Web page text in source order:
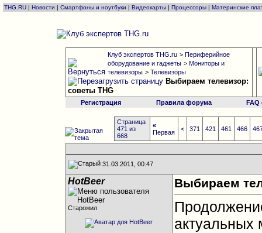
THG.RU | Новости | Смартфоны и ноутбуки | Видеокарты | Процессоры | Материнские
Клуб экспертов THG.ru > Периферийное
оборудование и гаджеты > Мониторы и
телевизоры > Телевизоры
Выбираем телевизор:
советы THG
Регистрация Правила форума
Страница
471 из
668
«
Первая
< 371 421 461 466
31.03.2011, 00:47
HotBeer
Старожил
Выбираем
актуальных